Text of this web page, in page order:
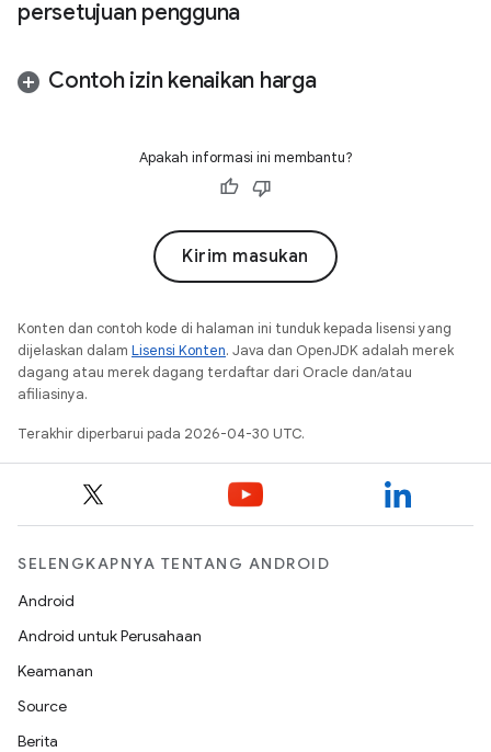
persetujuan pengguna
Contoh izin kenaikan harga
Apakah informasi ini membantu?
Kirim masukan
Konten dan contoh kode di halaman ini tunduk kepada lisensi yang
dijelaskan dalam Lisensi Konten. Java dan OpenJDK adalah merek
dagang atau merek dagang terdaftar dari Oracle dan/atau
afiliasinya.
Terakhir diperbarui pada 2026-04-30 UTC.
SELENGKAPNYA TENTANG ANDROID
Android
Android untuk Perusahaan
Keamanan
Source
Berita